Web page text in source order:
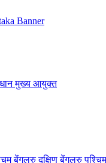
मुख्य आयुक्त
बेंगलुरु दक्षिण बेंगलुरु पश्चिम